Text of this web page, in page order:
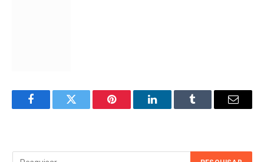
FacebookTwitter Pinterest LinkedInTumblr Email